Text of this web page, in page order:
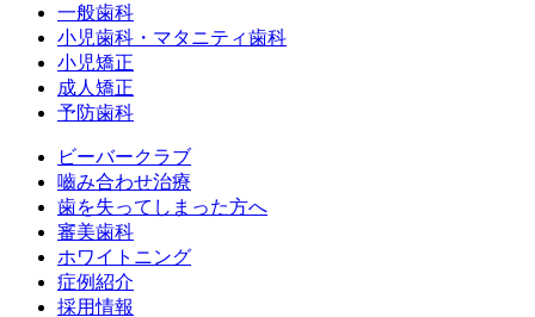
一般歯科
小児歯科・マタニティ歯科
小児矯正
成人矯正
予防歯科
ビーバークラブ
嚙み合わせ治療
歯を失ってしまった方へ
審美歯科
ホワイトニング
症例紹介
採用情報